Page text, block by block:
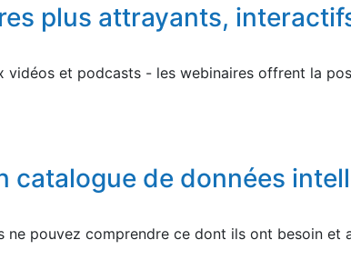
plus attrayants,
et podcasts - les webinaires offrent la
catalogue de données
pouvez comprendre ce dont ils ont besoin